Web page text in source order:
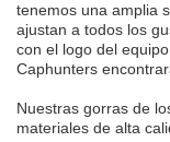
tenemos una amplia
ajustan a todos los
con el logo del
Caphunters
Nuestras gorras de
materiales de alta